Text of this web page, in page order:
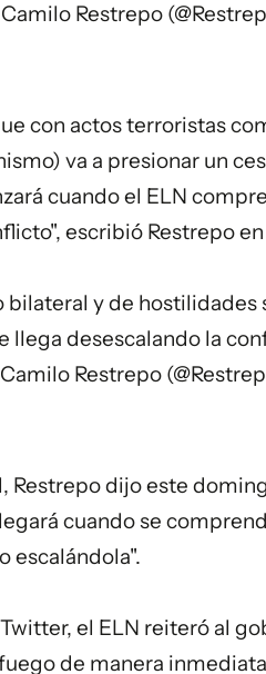
Restrepo
con actos terroristas
va a presionar un
cuando el ELN
escribió Restrepo
bilateral y de hostilidades
llega desescalando la
Restrepo
Restrepo dijo este
cuando se
escalándola".
el ELN reiteró al
de manera